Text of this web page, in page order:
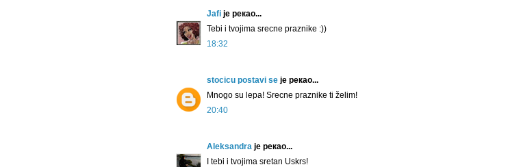
Jafiје рекао...
Tebi i tvojima srecne praznike :))
18:32
stocicu postavi seје рекао...
Mnogo su lepa! Srecne praznike ti želim!
20:40
Aleksandra је рекао...
I tebi i tvojima sretan Uskrs!